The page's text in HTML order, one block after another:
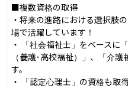
■複数資格の取得
・将来の進路における選択肢
場で活躍しています！
・ 「社会福祉士」をベースに
（養護･高校福祉）」、「介
す。
・ 「認定心理士」の資格も取